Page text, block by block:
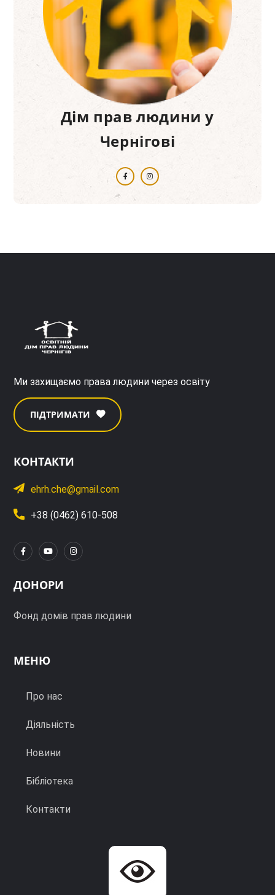
Дім прав людини у
Чернігові
Ми захищаємо права людини через освіту
ПІДТРИМАТИ
КОНТАКТИ
ehrh.che@gmail.com
+38 (0462) 610-508
ДОНОРИ
Фонд домів прав людини
МЕНЮ
Про нас
Діяльність
Новини
Бібліотека
Контакти